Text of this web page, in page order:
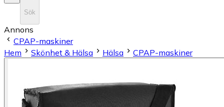
Sök
Annons
CPAP-maskiner
Hem
Skönhet & Hälsa Hälsa CPAP-maskiner